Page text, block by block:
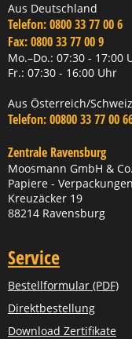
Aus Deutschland
Telefon:0800 33 77 00 6
Fax:0800 33 77 00 9
Mo.–Do.: 07:30 - 17:00
Fr.: 07:30 - 16:00 Uhr
Aus Österreich/Schweiz
Telefon:00800 33 77 00
Zentrale Ravensburg
Moosmann GmbH &
Papiere -
Kreuzäcker 19
88214 Ravensburg
Service
Bestellformular (PDF)
Direktbestellung
Download Zertifikate